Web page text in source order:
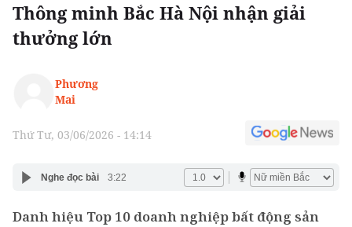
Thông minh Bắc Hà Nội nhận giải
thưởng lớn
Phương
Mai
Thứ Tư, 03/06/2026 - 14:14
Nghe đọc bài 3:22
Danh hiệu Top 10 doanh nghiệp bất động sản